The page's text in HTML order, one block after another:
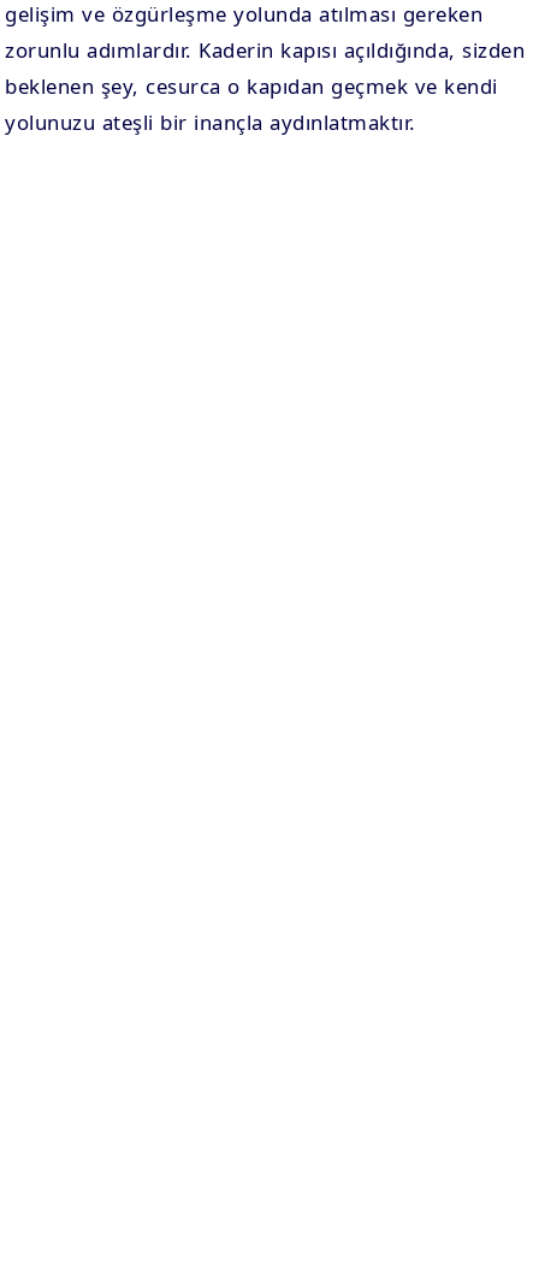
gelişim ve özgürleşme yolunda atılması gereken
zorunlu adımlardır. Kaderin kapısı açıldığında, sizden
beklenen şey, cesurca o kapıdan geçmek ve kendi
yolunuzu ateşli bir inançla aydınlatmaktır.